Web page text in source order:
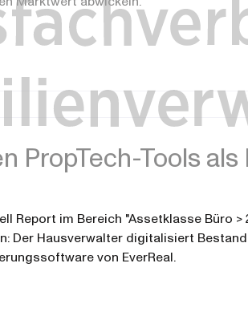
PropTech-Tools
Report im Bereich "Assetklasse Büro >
Der Hausverwalter digitalisiert
von EverReal.